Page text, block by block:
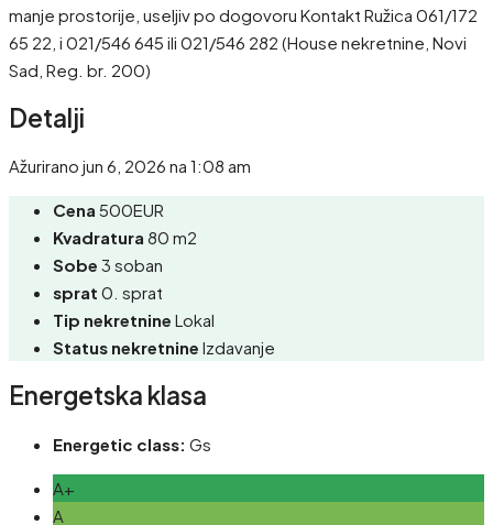
manje prostorije, useljiv po dogovoru Kontakt Ružica 061/172
65 22, i 021/546 645 ili 021/546 282 (House nekretnine, Novi
Sad, Reg. br. 200)
Detalji
Ažurirano jun 6, 2026 na 1:08 am
Cena 500EUR
Kvadratura 80 m2
Sobe 3 soban
sprat 0. sprat
Tip nekretnine Lokal
Status nekretnine Izdavanje
Energetska klasa
Energetic class: Gs
A+
A